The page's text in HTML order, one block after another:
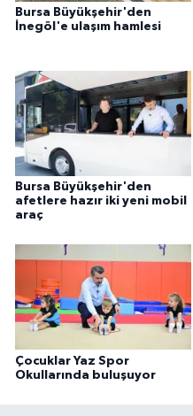
Bursa Büyükşehir'den
İnegöl'e ulaşım hamlesi
Bursa Büyükşehir'den
afetlere hazır iki yeni mobil
araç
Çocuklar Yaz Spor
Okullarında buluşuyor